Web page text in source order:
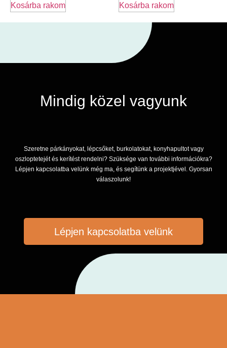
Kosárba rakom Kosárba rakom
Mindig közel vagyunk
Szeretne párkányokat, lépcsőket, burkolatokat, konyhapultot vagy
oszloptetejét és kerítést rendelni? Szüksége van további információkra?
Lépjen kapcsolatba velünk még ma, és segítünk a projektjével. Gyorsan
válaszolunk!
Lépjen kapcsolatba velünk